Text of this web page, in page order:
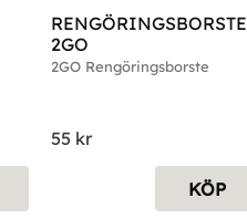
RENGÖRINGSBORSTE
2GO
2GO Rengöringsborste
55 kr
KÖP